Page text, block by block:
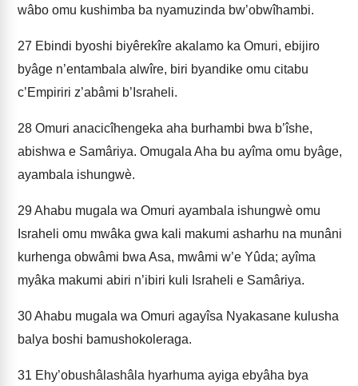
wâbo omu kushimba ba­ nyamuzinda bw’obwîhambi.
27 Ebindi byoshi biyêrekîre akalamo ka Omuri, ebijiro
byâge n’entambala alwîre, biri byandike omu citabu
c’Empiriri z’abâmi b’Israheli.
28 Omuri anacicîhengeka aha burhambi bwa b’îshe,
abishwa e Samâriya. Omugala Aha bu ayîma omu byâge,
ayambala ishungwè.
29Ahabu mugala wa Omuri ayambala ishungwè omu
Israheli omu mwâka gwa kali makumi asharhu na munâni
kurhenga obwâmi bwa Asa, mwâmi w’e Yûda; ayîma
myâka makumi abiri n’ibiri kuli Israheli e Samâriya.
30Ahabu mugala wa Omuri agayîsa Nyakasane kulusha
balya boshi bamushokoleraga.
31 Ehy’obushâlashâla hyarhuma ayiga ebyâha bya